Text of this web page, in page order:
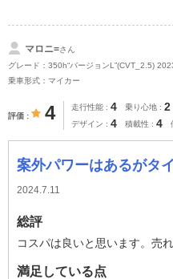
マロニ=さん
グレード：350h“バージョンL”(CVT_2.5)
乗車形式：マイカー
評価 4 走行性能 4 乗り心地 2
デザイン 4 積載性 4
案外パワーはあるがタ
2024.7.11
総評
コスパは良いと思います。売
満足している点